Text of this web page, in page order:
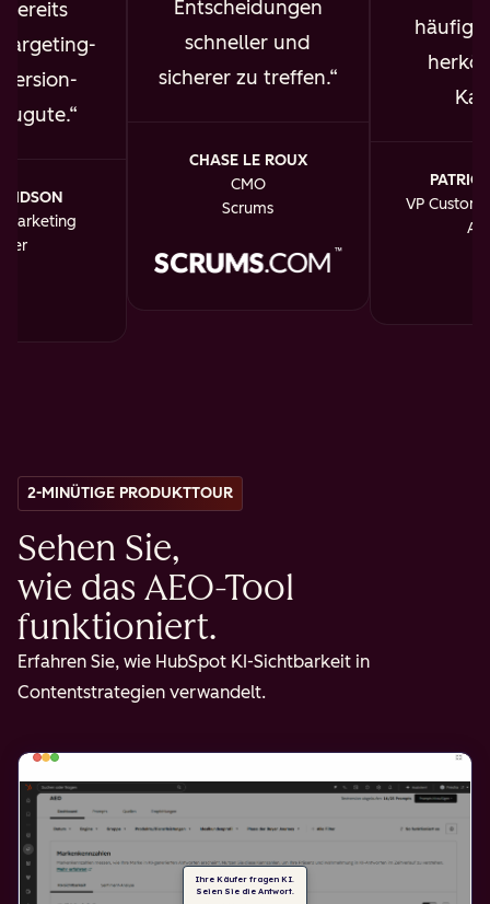
Entscheidungen
schneller und
sicherer zu treffen.
CHASE LE ROUX
CMO
Scrums
VP
2-MINÜTIGE PRODUKTTOUR
Sehen Sie,
wie das AEO-Tool
funktioniert.
Erfahren Sie, wie HubSpot KI-Sichtbarkeit in
Contentstrategien verwandelt.